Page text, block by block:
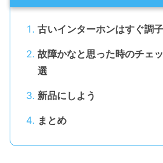
古いインターホンはすぐ調
故障かなと思った時のチェ
選
新品にしよう
まとめ